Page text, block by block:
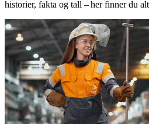
historier, fakta og tall – her finner du